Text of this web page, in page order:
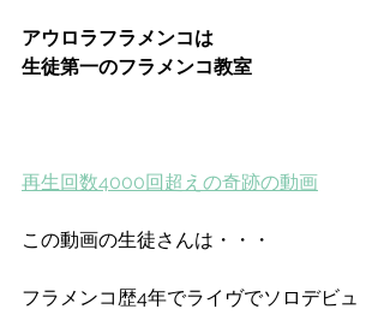
アウロラフラメンコは
生徒第一のフラメンコ教室
再生回数4000回超えの奇跡の動画
この動画の生徒さんは・・・
フラメンコ歴4年でライヴでソロデビュ